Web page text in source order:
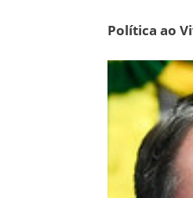
Política ao